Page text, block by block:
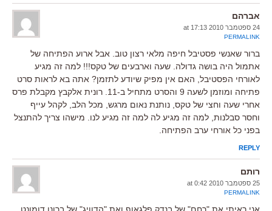
אברהם
24 ספטמבר 2010 at 17:13
PERMALINK
ברור שאנשי פסטיבל חיפה מלאי רצון טוב. אבל ארוע הפתיחה של
אתמול היה בושה גדולה. שעה וארבעים של טקס!!! למה זה מגיע
לאורחי הפסטיבל, האם אין מפיק שיודע לתזמן? אתה בא לראות סרט
פתיחה ומוזמן לשעה 9 והסרט מתחיל ב-11. רונית אלקבץ מקבלת פרס
אחרי שעה וחצי של טקס, נותנת נאום מרגש, מכל הלב, לקהל עייף
וחסר סבלנות, למה זה מגיע לה למה זה מגיע לנו. מישהו צריך להתנצל
בפני כל אורחי ערב הפתיחה.
REPLY
רותם
25 ספטמבר 2010 at 0:42
PERMALINK